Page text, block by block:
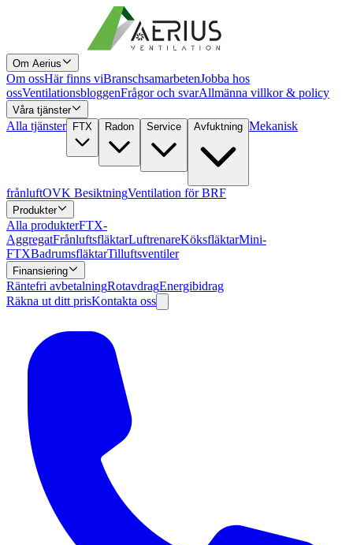
Om Aerius
Om ossHär finns viBranschsamarbetenJobba hos
ossVentilationsbloggenFrågor och svarAllmänna villkor & policy
Våra tjänster
Alla tjänster FTX Radon Service Avfuktning Mekanisk
frånluftOVK BesiktningVentilation för BRF
Produkter
Alla produkterFTX-
AggregatFrånluftsfläktarLuftrenareKöksfläktarMini-
FTXBadrumsfläktarTilluftsventiler
Finansiering
Räntefri avbetalningRotavdragEnergibidrag
Räkna ut ditt prisKontakta oss